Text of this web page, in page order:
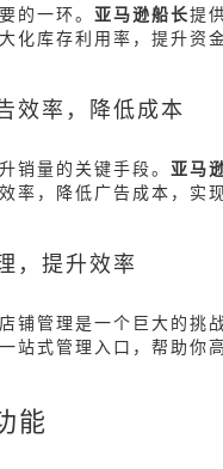
的一环。 亚马逊船长提
化库存利用率，提升资
效率，降低成本
销量的关键手段。 亚马
率，降低广告成本，实
，提升效率
铺管理是一个巨大的挑
站式管理入口，帮助你
能